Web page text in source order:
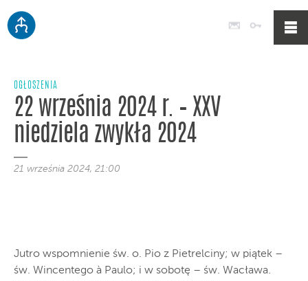
Poczta
OGŁOSZENIA
22 września 2024 r. – XXV
niedziela zwykła 2024
21 września 2024, 21:00
Jutro wspomnienie św. o. Pio z Pietrelciny; w piątek –
św. Wincentego à Paulo; i w sobotę – św. Wacława.